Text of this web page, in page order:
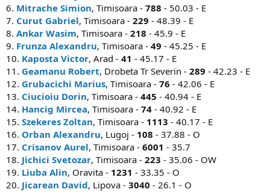
6. Mitrache Simion, Timisoara - 788 - 50.03 - E
7. Curut Gabriel, Timisoara - 229 - 48.39 - E
8. Ankar Wasim, Timisoara - 218 - 45.9 - E
9. Frunza Alexandru, Timisoara - 49 - 45.25 - E
10. Kaposta Victor, Arad - 41 - 45.17 - E
11. Geamanu Robert, Drobeta Tr Severin - 289 - 42.23 - E
12. Grubacichi Marius, Timisoara - 76 - 42.06 - E
13. Ciucioiu Dorin, Timisoara - 445 - 40.94 - E
14. Hancig Mircea, Timisoara - 74 - 40.92 - E
15. Szekeres Zoltan, Timisoara - 1113 - 40.17 - E
16. Orban Alexandru, Lugoj - 108 - 37.88 - O
17. Crisanov Aurel, Timisoara - 6001 - 35.7
18. Jichici Svetozar, Timisoara - 223 - 35.06 - OW
19. Liuba Alin, Oravita - 1231 - 33.35 - O
20. Jicarean David, Lipova - 3040 - 26.1 - O